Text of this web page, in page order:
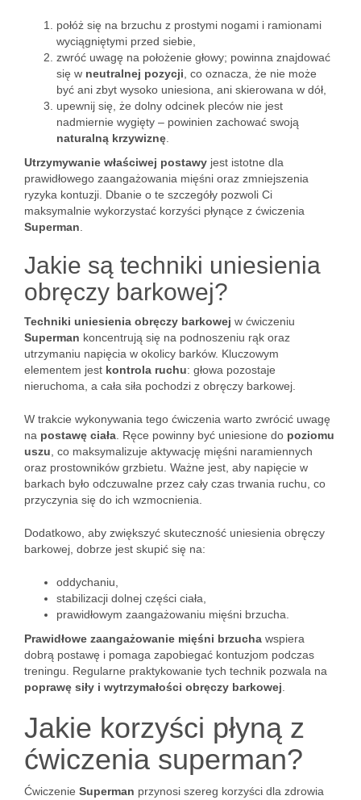
połóż się na brzuchu z prostymi nogami i ramionami
wyciągniętymi przed siebie,
zwróć uwagę na położenie głowy; powinna znajdować
się w neutralnej pozycji , co oznacza, że nie może
być ani zbyt wysoko uniesiona, ani skierowana w dół,
upewnij się, że dolny odcinek pleców nie jest
nadmiernie wygięty – powinien zachować swoją
naturalną krzywiznę
Utrzymywanie właściwej postawy jest istotne dla
prawidłowego zaangażowania mięśni oraz zmniejszenia
ryzyka kontuzji. Dbanie o te szczegóły pozwoli Ci
maksymalnie wykorzystać korzyści płynące z ćwiczenia
Superman
Jakie są techniki uniesienia
obręczy barkowej?
Techniki uniesienia obręczy barkowej w ćwiczeniu
Superman koncentrują się na podnoszeniu rąk oraz
utrzymaniu napięcia w okolicy barków. Kluczowym
elementem jest kontrola ruchu: głowa pozostaje
nieruchoma, a cała siła pochodzi z obręczy barkowej.
W trakcie wykonywania tego ćwiczenia warto zwrócić uwagę
na postawę ciała . Ręce powinny być uniesione do poziomu
uszu , co maksymalizuje aktywację mięśni naramiennych
oraz prostowników grzbietu. Ważne jest, aby napięcie w
barkach było odczuwalne przez cały czas trwania ruchu, co
przyczynia się do ich wzmocnienia.
Dodatkowo, aby zwiększyć skuteczność uniesienia obręczy
barkowej, dobrze jest skupić się na:
oddychaniu,
stabilizacji dolnej części ciała,
prawidłowym zaangażowaniu mięśni brzucha.
Prawidłowe zaangażowanie mięśni brzucha wspiera
dobrą postawę i pomaga zapobiegać kontuzjom podczas
treningu. Regularne praktykowanie tych technik pozwala na
poprawę siły i wytrzymałości obręczy barkowej
Jakie korzyści płyną z
ćwiczenia superman?
Ćwiczenie Superman przynosi szereg korzyści dla zdrowia